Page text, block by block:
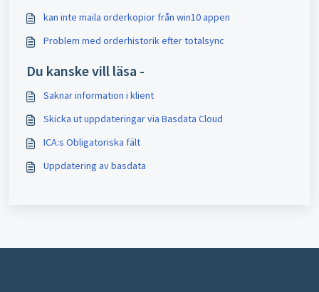
kan inte maila orderkopior från win10 appen
Problem med orderhistorik efter totalsync
Du kanske vill läsa -
Saknar information i klient
Skicka ut uppdateringar via Basdata Cloud
ICA:s Obligatoriska fält
Uppdatering av basdata